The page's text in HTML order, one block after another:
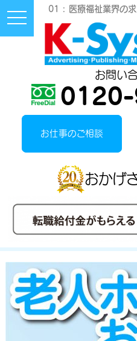
01 : 医療福祉業界の
お問い
お仕事のご相談
おかげ
Toggle
Navigation